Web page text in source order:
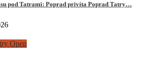
pod Tatrami: Poprad privíta Poprad Tatry…
Open